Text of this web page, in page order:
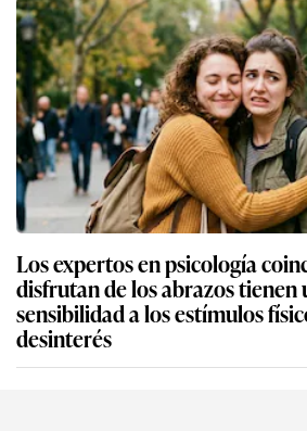
Los expertos en psicología
disfrutan de los abrazos tienen
sensibilidad a los estímulos
desinterés